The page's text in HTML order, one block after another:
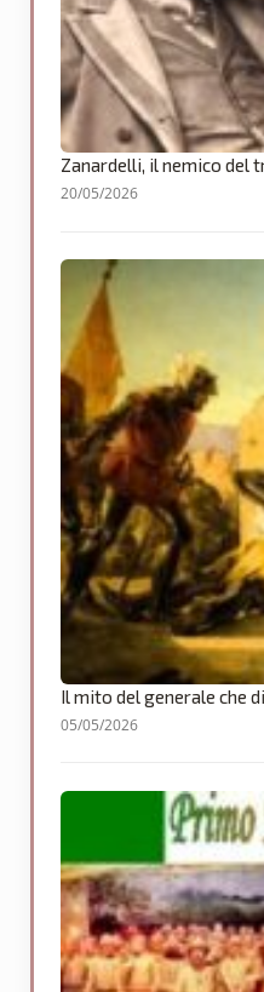
Zanardelli, il nemico del
20/05/2026
Il mito del generale che
05/05/2026